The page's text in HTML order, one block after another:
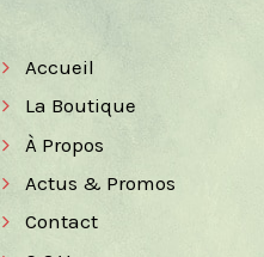
Accueil
La Boutique
À Propos
Actus & Promos
Contact